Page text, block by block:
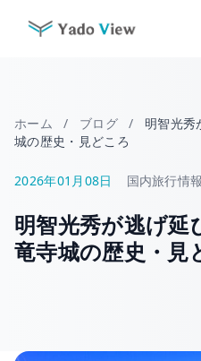
ホーム / ブログ /
明智光秀
城の歴史・見どころ
2026年01月08日 国内旅行情報
明智光秀が逃げ延
竜寺城の歴史・見